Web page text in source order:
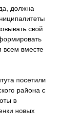
должна
свой
всем вместе
посетили
района с
в
новых